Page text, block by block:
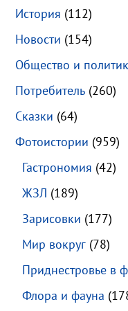
История (112)
Новости (154)
Общество и
Потребитель (260)
Сказки (64)
Фотоистории (959)
Гастрономия (42)
ЖЗЛ (189)
Зарисовки (177)
Мир вокруг (78)
Приднестровье в
Флора и фауна